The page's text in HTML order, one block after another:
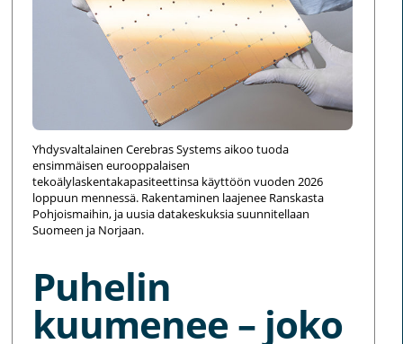
Yhdysvaltalainen Cerebras Systems aikoo tuoda
ensimmäisen eurooppalaisen
tekoälylaskentakapasiteettinsa käyttöön vuoden 2026
loppuun mennessä. Rakentaminen laajenee Ranskasta
Pohjoismaihin, ja uusia datakeskuksia suunnitellaan
Suomeen ja Norjaan.
Puhelin
kuumenee – joko